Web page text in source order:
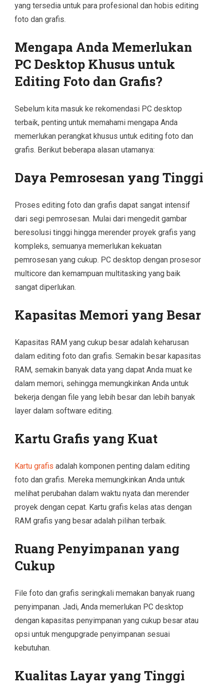
yang tersedia untuk para profesional dan hobis editing
foto dan grafis.
Mengapa Anda Memerlukan
PC Desktop Khusus untuk
Editing Foto dan Grafis?
Sebelum kita masuk ke rekomendasi PC desktop
terbaik, penting untuk memahami mengapa Anda
memerlukan perangkat khusus untuk editing foto dan
grafis. Berikut beberapa alasan utamanya:
Daya Pemrosesan yang Tinggi
Proses editing foto dan grafis dapat sangat intensif
dari segi pemrosesan. Mulai dari mengedit gambar
beresolusi tinggi hingga merender proyek grafis yang
kompleks, semuanya memerlukan kekuatan
pemrosesan yang cukup. PC desktop dengan prosesor
multicore dan kemampuan multitasking yang baik
sangat diperlukan.
Kapasitas Memori yang Besar
Kapasitas RAM yang cukup besar adalah keharusan
dalam editing foto dan grafis. Semakin besar kapasitas
RAM, semakin banyak data yang dapat Anda muat ke
dalam memori, sehingga memungkinkan Anda untuk
bekerja dengan file yang lebih besar dan lebih banyak
layer dalam software editing.
Kartu Grafis yang Kuat
Kartu grafis adalah komponen penting dalam editing
foto dan grafis. Mereka memungkinkan Anda untuk
melihat perubahan dalam waktu nyata dan merender
proyek dengan cepat. Kartu grafis kelas atas dengan
RAM grafis yang besar adalah pilihan terbaik.
Ruang Penyimpanan yang
Cukup
File foto dan grafis seringkali memakan banyak ruang
penyimpanan. Jadi, Anda memerlukan PC desktop
dengan kapasitas penyimpanan yang cukup besar atau
opsi untuk mengupgrade penyimpanan sesuai
kebutuhan.
Kualitas Layar yang Tinggi